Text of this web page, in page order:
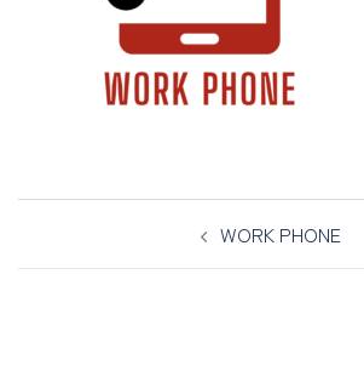
WORK PHONE